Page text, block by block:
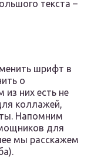
текста –
шрифт в
о
них есть не
коллажей,
Напомним
для
мы расскажем